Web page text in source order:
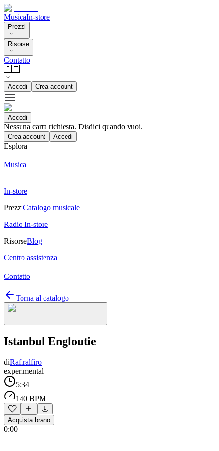
MusicaIn-store
Prezzi
Risorse
Contatto
🇮🇹
Accedi Crea account
Accedi
Nessuna carta richiesta. Disdici quando vuoi.
Crea account Accedi
Esplora
Musica
In-store
PrezziCatalogo musicale
Radio In-store
RisorseBlog
Centro assistenza
Contatto
Torna al catalogo
Istanbul Engloutie
diRafiralfiro
experimental
5:34
140 BPM
Acquista brano
0:00